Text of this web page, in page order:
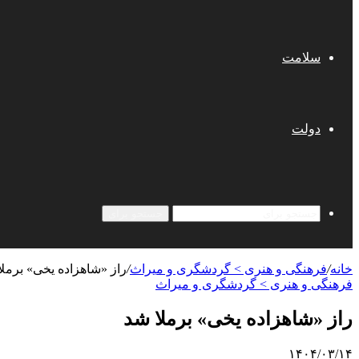
سلامت
دولت
خانه/فرهنگی و هنری > گردشگری و میراث/راز «شاهزاده یخی»
فرهنگی و هنری > گردشگری و میراث
راز «شاهزاده یخی» برملا شد
۱۴۰۴/۰۳/۱۴